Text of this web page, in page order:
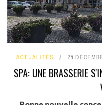
ACTUALITÉS 24
SPA: UNE BRASSERIE